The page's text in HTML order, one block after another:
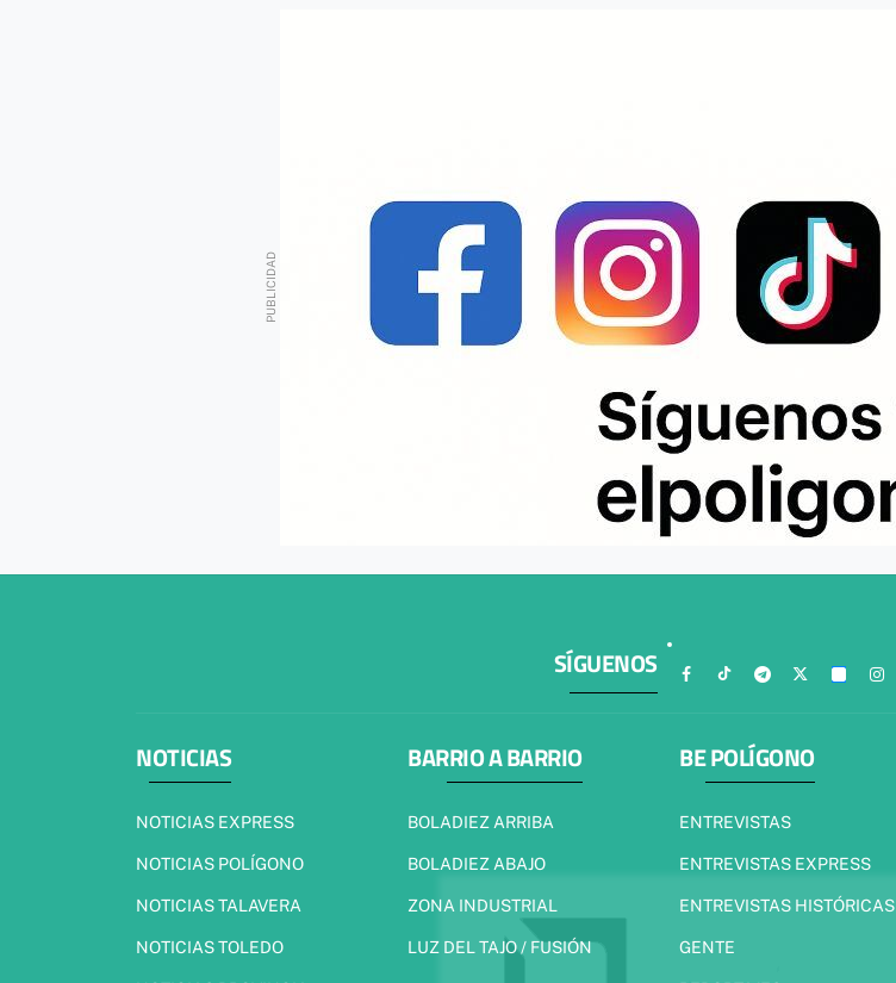
SÍGUENOS
NOTICIAS
NOTICIAS EXPRESS
NOTICIAS POLÍGONO
NOTICIAS TALAVERA
NOTICIAS TOLEDO
BARRIO A BARRIO
BOLADIEZ ARRIBA
BOLADIEZ ABAJO
ZONA INDUSTRIAL
LUZ DEL TAJO / FUSIÓN
BE POLÍGONO
ENTREVISTAS
ENTREVISTAS EXPRESS
ENTREVISTAS HISTÓRICAS
GENTE